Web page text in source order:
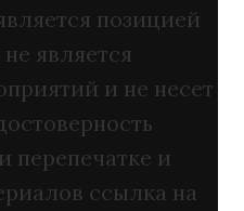
позицией
является
и не несет
перепечатке и
ссылка на